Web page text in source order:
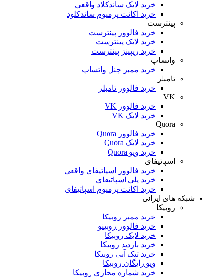
خرید لایک ساندکلاد واقعی
خرید اکانت پرمیوم ساندکلود
پینترست
خرید فالوور پینترست
خرید لایک پینترست
خرید ریپینز پینترست
واتساپ
خرید ممبر چنل واتساپ
تامبلر
خرید فالوور تامبلر
VK
خرید فالوور VK
خرید لایک VK
Quora
خرید فالوور Quora
خرید لایک Quora
خرید ویو Quora
اسپاتیفای
خرید فالوور اسپاتیفای واقعی
خرید پلی اسپاتیفای
خرید اکانت پرمیوم اسپاتیفای
شبکه های ایرانی
روبیکا
خرید ممبر روبیکا
خرید فالوور روبینو
خرید لایک روبیکا
خرید بازدید روبیکا
خرید تیک آبی روبیکا
ویو رایگان روبیکا
خرید شماره مجازی روبیکا